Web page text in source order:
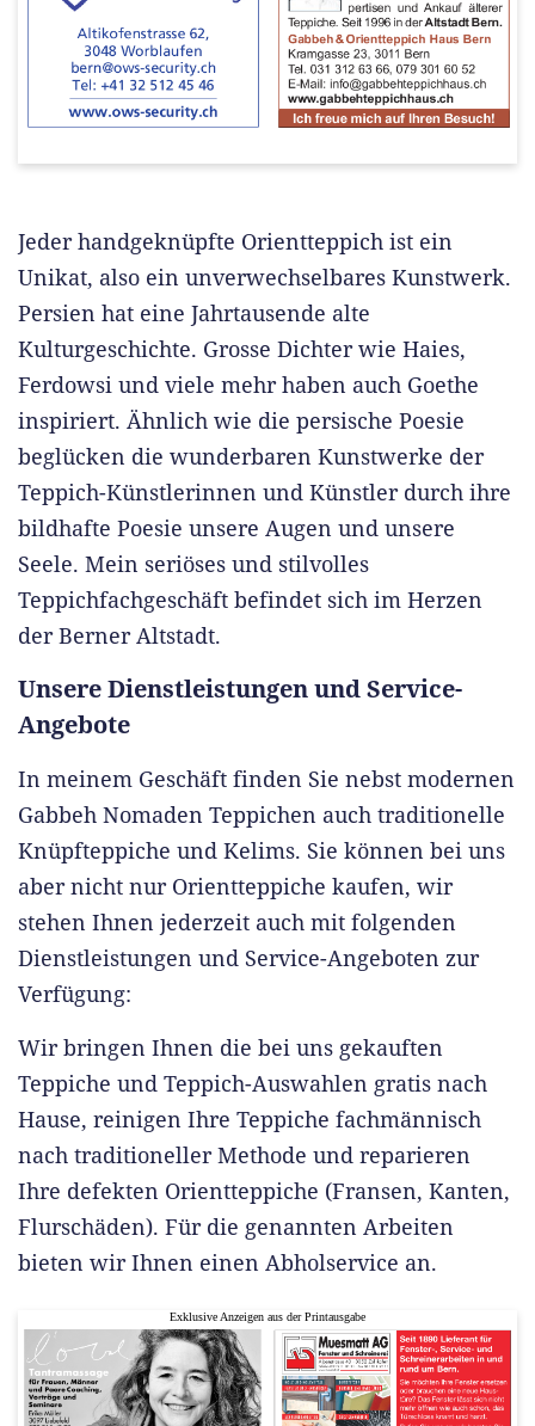
Jeder handgeknüpfte Orientteppich ist ein
Unikat, also ein unverwechselbares Kunstwerk.
Persien hat eine Jahrtausende alte
Kulturgeschichte. Grosse Dichter wie Haies,
Ferdowsi und viele mehr haben auch Goethe
inspiriert. Ähnlich wie die persische Poesie
beglücken die wunderbaren Kunstwerke der
Teppich-Künstlerinnen und Künstler durch ihre
bildhafte Poesie unsere Augen und unsere
Seele. Mein seriöses und stilvolles
Teppichfachgeschäft befindet sich im Herzen
der Berner Altstadt.
Unsere Dienstleistungen und Service-
Angebote
In meinem Geschäft finden Sie nebst modernen
Gabbeh Nomaden Teppichen auch traditionelle
Knüpfteppiche und Kelims. Sie können bei uns
aber nicht nur Orientteppiche kaufen, wir
stehen Ihnen jederzeit auch mit folgenden
Dienstleistungen und Service-Angeboten zur
Verfügung:
Wir bringen Ihnen die bei uns gekauften
Teppiche und Teppich-Auswahlen gratis nach
Hause, reinigen Ihre Teppiche fachmännisch
nach traditioneller Methode und reparieren
Ihre defekten Orientteppiche (Fransen, Kanten,
Flurschäden). Für die genannten Arbeiten
bieten wir Ihnen einen Abholservice an.
Exklusive Anzeigen aus der Printausgabe